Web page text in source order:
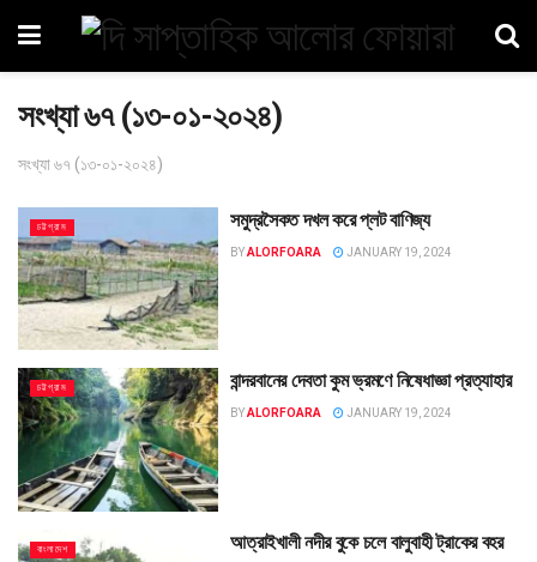
সংখ্যা ৬৭ (১৩-০১-২০২৪)
সংখ্যা ৬৭ (১৩-০১-২০২৪)
চট্টগ্রাম সমুদ্রসৈকত দখল করে প্লট বাণিজ্য
BYALORFOARA JANUARY 19, 2024
চট্টগ্রাম বান্দরবানের দেবতা কুম ভ্রমণে নিষেধাজ্ঞা প্রত্যাহার
BYALORFOARA JANUARY 19, 2024
বাংলাদেশ আত্রাইখালী নদীর বুকে চলে বালুবাহী ট্রাকের বহর